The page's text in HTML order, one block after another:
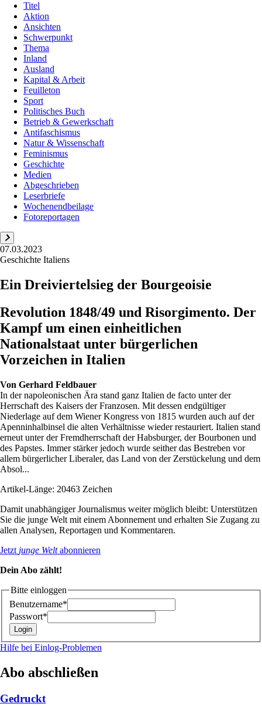
Titel
Aktion
Ansichten
Schwerpunkt
Thema
Inland
Ausland
Kapital & Arbeit
Feuilleton
Sport
Politisches Buch
Betrieb & Gewerkschaft
Antifaschismus
Natur & Wissenschaft
Feminismus
Geschichte
Medien
Abgeschrieben
Leserbriefe
Wochenendbeilage
Fotoreportagen
07.03.2023
Geschichte Italiens
Ein Dreiviertelsieg der Bourgeoisie
Revolution 1848/49 und Risorgimento. Der
Kampf um einen einheitlichen
Nationalstaat unter bürgerlichen
Vorzeichen in Italien
Von Gerhard Feldbauer
In der napoleonischen Ära stand ganz Italien de facto unter der
Herrschaft des Kaisers der Franzosen. Mit dessen endgültiger
Niederlage auf dem Wiener Kongress von 1815 wurden auch auf der
Apenninhalbinsel die alten Verhältnisse wieder restauriert. Italien stand
erneut unter der Fremdherrschaft der Habsburger, der Bourbonen und
des Papstes. Immer stärker jedoch wurde seither das Bestreben vor
allem bürgerlicher Liberaler, das Land von der Zerstückelung und dem
Absol...
Artikel-Länge: 20463 Zeichen
Damit unabhängiger Journalismus weiter möglich bleibt: Unterstützen
Sie die junge Welt mit einem Abonnement und erhalten Sie Zugang zu
allen Analysen, Reportagen und Kommentaren.
Jetzt junge Weltabonnieren
Dein Abo zählt!
Bitte einloggen
Benutzername*
Passwort*
Hilfe bei Einlog-Problemen
Abo abschließen
Gedruckt